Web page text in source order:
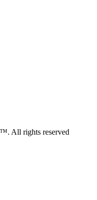
All rights reserved